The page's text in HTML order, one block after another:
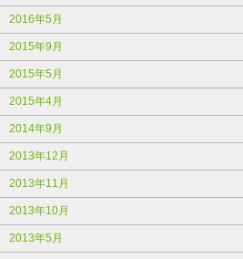
2016年5月
2015年9月
2015年5月
2015年4月
2014年9月
2013年12月
2013年11月
2013年10月
2013年5月